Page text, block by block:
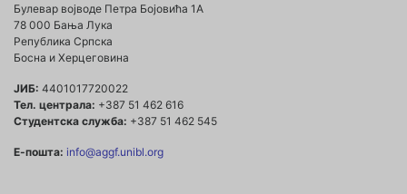
Булевар војводе Петра Бојовића 1A
78 000 Бања Лука
Република Српска
Босна и Херцеговина
ЈИБ: 4401017720022
Тел. централа: +387 51 462 616
Студентска служба: +387 51 462 545
Е-пошта: info@aggf.unibl.org